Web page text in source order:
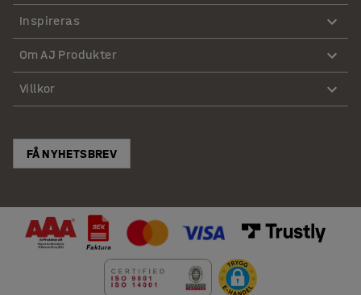
Inspireras
Om AJ Produkter
Villkor
FÅ NYHETSBREV